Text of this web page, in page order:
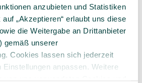
anzubieten und Statistiken
„Akzeptieren“ erlaubt uns diese
die Weitergabe an Drittanbieter
gemäß unserer
Cookies lassen sich jederzeit
Einstellungen anpassen. Weitere
1-3 Werktage Lieferzeit
bei Versand aus dem
eigenen Lager